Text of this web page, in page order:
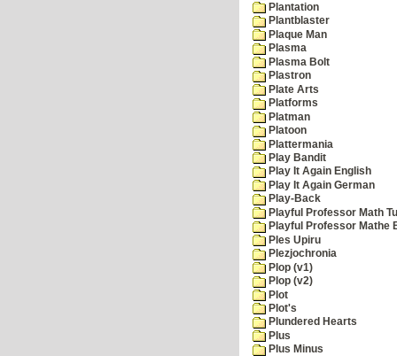
Plantation
Plantblaster
Plaque Man
Plasma
Plasma Bolt
Plastron
Plate Arts
Platforms
Platman
Platoon
Plattermania
Play Bandit
Play It Again English
Play It Again German
Play-Back
Playful Professor Math
Playful Professor Mathe
Ples Upiru
Plezjochronia
Plop (v1)
Plop (v2)
Plot
Plot's
Plundered Hearts
Plus
Plus Minus